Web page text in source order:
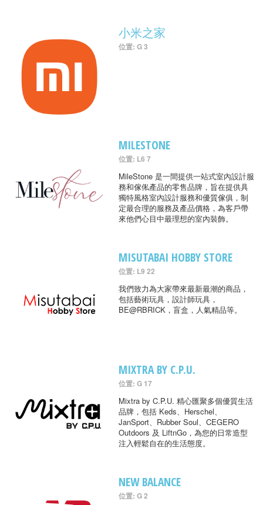
小米之家
位置: G 3
MILESTONE
位置: L6 7
MileStone 是一間提供一站式室內設計服
務和傢俬產品的零售品牌，旨在提供具
獨特風格室內設計服務和優質傢俱，制
定最合理的服務及產品價格，為客戶帶
來他們心目中最理想的室內裝飾。
MISUTABAI HOBBY STORE
位置: L9 22
我們致力為大家帶來最新最潮的商品，
包括藝術玩具，設計師玩具，
BE@RBRICK，盲盒，人氣精品等。
MIXTRA BY C.P.U.
位置: G 17
Mixtra by C.P.U. 精心匯聚多個優質生活
品牌，包括 Keds、Herschel、
JanSport、Rubber Soul、CEGERO
Outdoors 及 LiftnGo，為您的日常造型
注入輕鬆自在的生活態度。
NEW BALANCE
位置: G 2